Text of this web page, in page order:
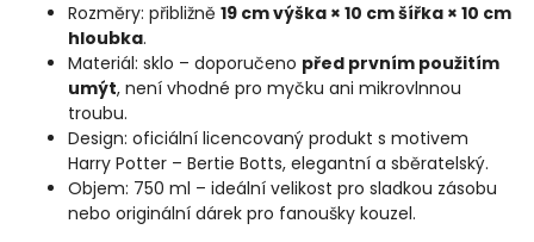
Rozměry: přibližně 19 cm výška × 10 cm šířka × 10 cm
hloubka.
Materiál: sklo – doporučeno před prvním použitím
umýt, není vhodné pro myčku ani mikrovlnnou
troubu.
Design: oficiální licencovaný produkt s motivem
Harry Potter – Bertie Botts, elegantní a sběratelský.
Objem: 750 ml – ideální velikost pro sladkou zásobu
nebo originální dárek pro fanoušky kouzel.